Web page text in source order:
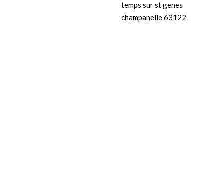
temps sur st genes
champanelle 63122.